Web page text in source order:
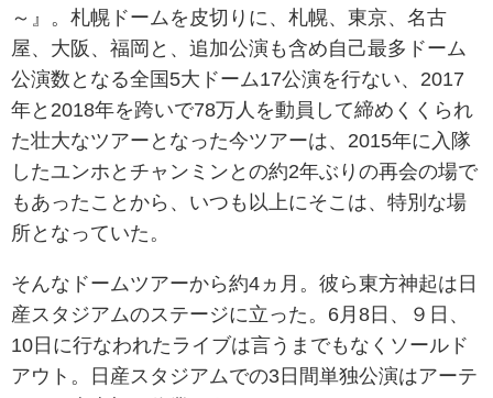
～』。札幌ドームを皮切りに、札幌、東京、名古
屋、大阪、福岡と、追加公演も含め自己最多ドーム
公演数となる全国5大ドーム17公演を行ない、2017
年と2018年を跨いで78万人を動員して締めくくられ
た壮大なツアーとなった今ツアーは、2015年に入隊
したユンホとチャンミンとの約2年ぶりの再会の場で
もあったことから、いつも以上にそこは、特別な場
所となっていた。
そんなドームツアーから約4ヵ月。彼ら東方神起は日
産スタジアムのステージに立った。6月8日、９日、
10日に行なわれたライブは言うまでもなくソールド
アウト。日産スタジアムでの3日間単独公演はアーテ